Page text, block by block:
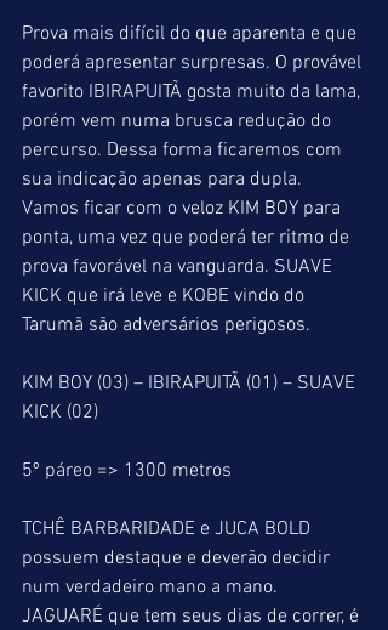
Prova mais difícil do que aparenta e que
poderá apresentar surpresas. O provável
favorito IBIRAPUITÃ gosta muito da lama,
porém vem numa brusca redução do
percurso. Dessa forma ficaremos com
sua indicação apenas para dupla.
Vamos ficar com o veloz KIM BOY para
ponta, uma vez que poderá ter ritmo de
prova favorável na vanguarda. SUAVE
KICK que irá leve e KOBE vindo do
Tarumã são adversários perigosos.
KIM BOY (03) – IBIRAPUITÃ (01) – SUAVE
KICK (02)
5º páreo => 1300 metros
TCHÊ BARBARIDADE e JUCA BOLD
possuem destaque e deverão decidir
num verdadeiro mano a mano.
JAGUARÉ que tem seus dias de correr, é